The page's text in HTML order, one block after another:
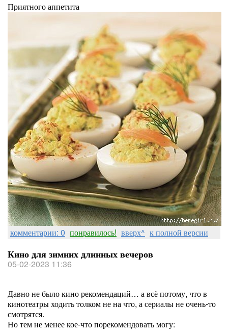
Приятного аппетита
комментарии: 0 понравилось! вверх^ к полной версии
Кино для зимних длинных вечеров
05-02-2023 11:36
Давно не было кино рекомендаций… а всё потому, что в
кинотеатры ходить толком не на что, а сериалы не очень-то
смотрятся.
Но тем не менее кое-что порекомендовать могу: